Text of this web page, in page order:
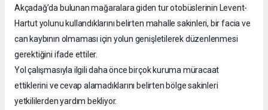
Akçadağ’da bulunan mağaralara giden tur otobüslerinin Levent-
Hartut yolunu kullandıklarını belirten mahalle sakinleri, bir facia ve
can kaybının olmaması için yolun genişletilerek düzenlenmesi
gerektiğini ifade ettiler.
Yol çalışmasıyla ilgili daha önce birçok kuruma müracaat
ettiklerini ve cevap alamadıklarını belirten bölge sakinleri
yetkililerden yardım bekliyor.